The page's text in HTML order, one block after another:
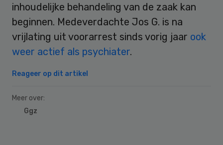
inhoudelijke behandeling van de zaak kan
beginnen. Medeverdachte Jos G. is na
vrijlating uit voorarrest sinds vorig jaar ook
weer actief als psychiater.
Reageer op dit artikel
Meer over:
Ggz